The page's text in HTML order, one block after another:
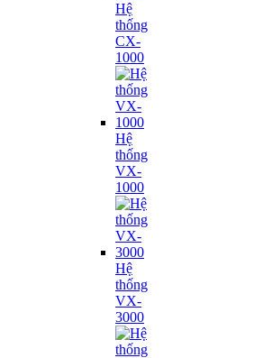
Hệ
thống
CX-
1000
Hệ
thống
VX-
1000
Hệ
thống
VX-
3000